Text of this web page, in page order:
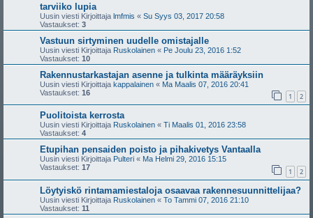
tarviiko lupia
Uusin viesti Kirjoittaja lmfmis « Su Syys 03, 2017 20:58
Vastaukset: 3
Vastuun sirtyminen uudelle omistajalle
Uusin viesti Kirjoittaja Ruskolainen « Pe Joulu 23, 2016 1:52
Vastaukset: 10
Rakennustarkastajan asenne ja tulkinta määräyksiin
Uusin viesti Kirjoittaja kappalainen « Ma Maalis 07, 2016 20:41
Vastaukset: 16 1 2
Puolitoista kerrosta
Uusin viesti Kirjoittaja Ruskolainen « Ti Maalis 01, 2016 23:58
Vastaukset: 4
Etupihan pensaiden poisto ja pihakivetys Vantaalla
Uusin viesti Kirjoittaja Pulteri « Ma Helmi 29, 2016 15:15
Vastaukset: 17 1 2
Löytyiskö rintamamiestaloja osaavaa rakennesuunnittelijaa?
Uusin viesti Kirjoittaja Ruskolainen « To Tammi 07, 2016 21:10
Vastaukset: 11